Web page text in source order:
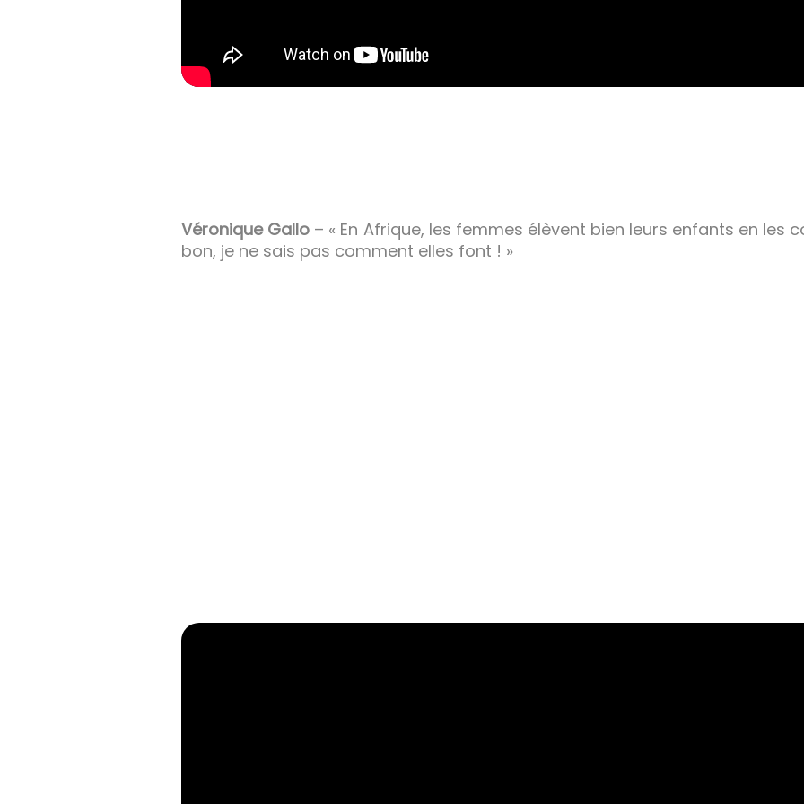
Véronique Gallo – « En Afrique, les femmes élèvent bien leurs enfants en les
bon, je ne sais pas comment elles font ! »